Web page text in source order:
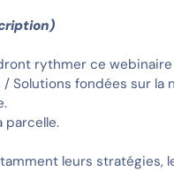
rythmer ce webinaire
fondées sur la
parcelle.
leurs stratégies,